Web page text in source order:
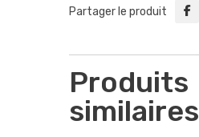
Partager le produit
Produits
similaires